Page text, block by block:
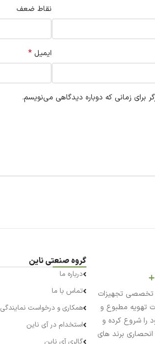
نقاط ضعف
ایمیل *
برای زمانی که دوباره دیدگاهی می‌نویسم.
بر فروش تخصصی تجهیزات
تهویه مطبوع و
را شروع کرده و
برند های
گروه صنعتی ناین
درباره ما
تماس با ما
همکاری و درخواست نمایندگی
استخدام در آی ناین
گالری آی ناین